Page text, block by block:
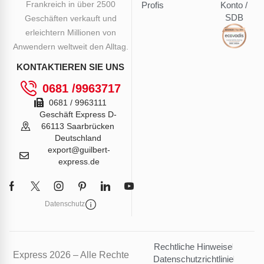
Frankreich in über 2500
Geschäften verkauft und
erleichtern Millionen von
Anwendern weltweit den Alltag.
KONTAKTIEREN SIE UNS
0681 /9963717
0681 / 9963111
Geschäft Express D-
66113 Saarbrücken
Deutschland
export@guilbert-
express.de
Datenschutz
Profis
Konto /
SDB
Express 2026 – Alle Rechte
Rechtliche Hinweise
Datenschutzrichtlinie